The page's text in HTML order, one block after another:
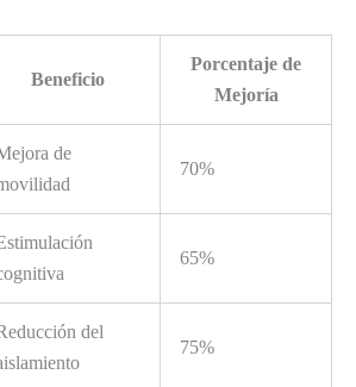
Beneficio
Porcentaje de
Mejoría
de
70%
65%
del
75%